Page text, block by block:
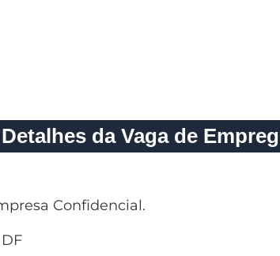
Detalhes da Vaga de
Confidencial.